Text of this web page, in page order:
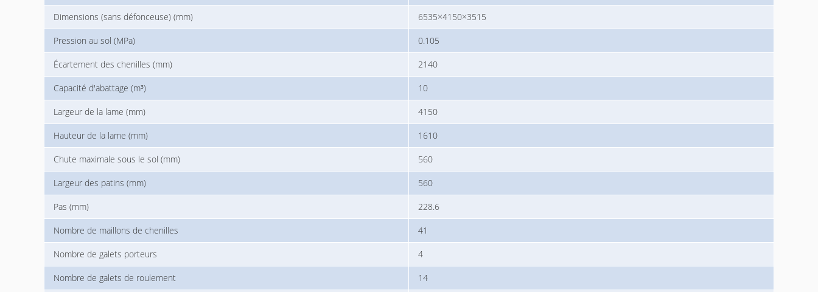
Dimensions (sans défonceuse) (mm) 6535×4150×3515
Pression au sol (MPa) 0.105
Écartement des chenilles (mm) 2140
Capacité d'abattage (m³) 10
Largeur de la lame (mm) 4150
Hauteur de la lame (mm) 1610
Chute maximale sous le sol (mm) 560
Largeur des patins (mm) 560
Pas (mm) 228.6
Nombre de maillons de chenilles 41
Nombre de galets porteurs 4
Nombre de galets de roulement 14